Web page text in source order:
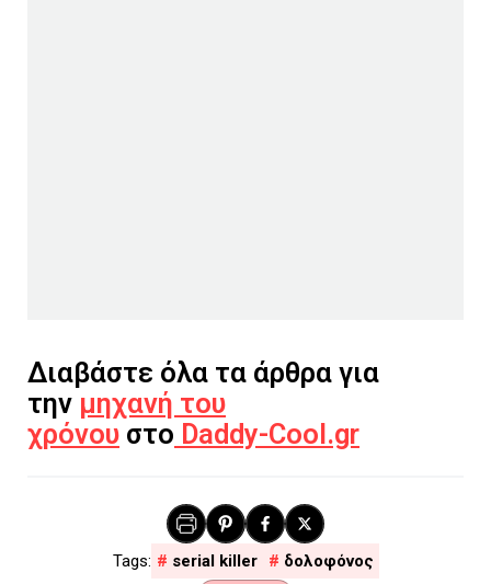
Διαβάστε όλα τα άρθρα για
την μηχανή του
χρόνου στο Daddy-Cool.gr
serial killer δολοφόνος